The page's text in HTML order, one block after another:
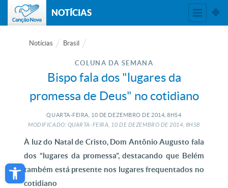
Open toolbar
NOTÍCIAS
Notícias Brasil
COLUNA DA SEMANA
Bispo fala dos "lugares da
promessa de Deus" no cotidiano
QUARTA-FEIRA, 10 DE DEZEMBRO DE 2014, 8H54
MODIFICADO: QUARTA-FEIRA, 10 DE DEZEMBRO DE2014, 8H58
À luz do Natal de Cristo, Dom Antônio Augusto fala
dos “lugares da promessa”, destacando que Belém
também está presente nos lugares frequentados no
cotidiano